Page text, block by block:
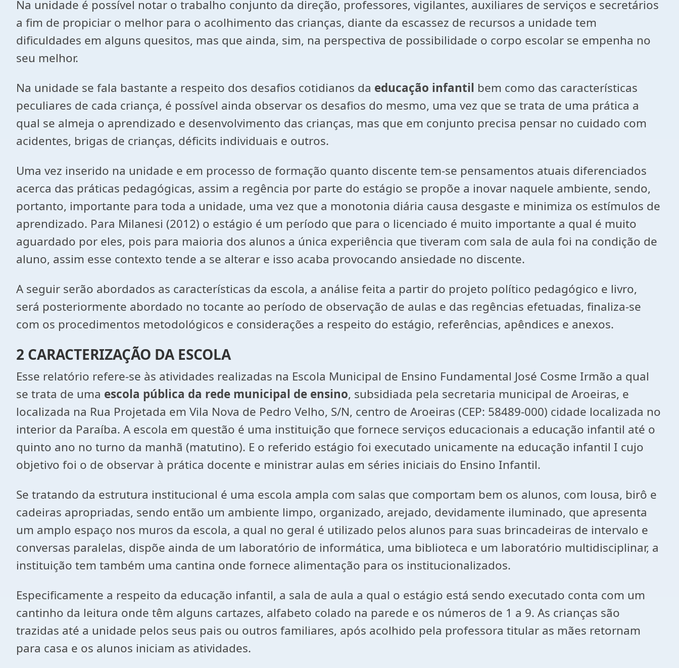
Na unidade é possível notar o trabalho conjunto da direção, professores, vigilantes, auxiliares de serviços e secretários
a fim de propiciar o melhor para o acolhimento das crianças, diante da escassez de recursos a unidade tem
dificuldades em alguns quesitos, mas que ainda, sim, na perspectiva de possibilidade o corpo escolar se empenha no
seu melhor.
Na unidade se fala bastante a respeito dos desafios cotidianos da educação infantil bem como das características
peculiares de cada criança, é possível ainda observar os desafios do mesmo, uma vez que se trata de uma prática a
qual se almeja o aprendizado e desenvolvimento das crianças, mas que em conjunto precisa pensar no cuidado com
acidentes, brigas de crianças, déficits individuais e outros.
Uma vez inserido na unidade e em processo de formação quanto discente tem-se pensamentos atuais diferenciados
acerca das práticas pedagógicas, assim a regência por parte do estágio se propõe a inovar naquele ambiente, sendo,
portanto, importante para toda a unidade, uma vez que a monotonia diária causa desgaste e minimiza os estímulos de
aprendizado. Para Milanesi (2012) o estágio é um período que para o licenciado é muito importante a qual é muito
aguardado por eles, pois para maioria dos alunos a única experiência que tiveram com sala de aula foi na condição de
aluno, assim esse contexto tende a se alterar e isso acaba provocando ansiedade no discente.
A seguir serão abordados as características da escola, a análise feita a partir do projeto político pedagógico e livro,
será posteriormente abordado no tocante ao período de observação de aulas e das regências efetuadas, finaliza-se
com os procedimentos metodológicos e considerações a respeito do estágio, referências, apêndices e anexos.
2 CARACTERIZAÇÃO DA ESCOLA
Esse relatório refere-se às atividades realizadas na Escola Municipal de Ensino Fundamental José Cosme Irmão a qual
se trata de uma escola pública da rede municipal de ensino, subsidiada pela secretaria municipal de Aroeiras, e
localizada na Rua Projetada em Vila Nova de Pedro Velho, S/N, centro de Aroeiras (CEP: 58489-000) cidade localizada no
interior da Paraíba. A escola em questão é uma instituição que fornece serviços educacionais a educação infantil até o
quinto ano no turno da manhã (matutino). E o referido estágio foi executado unicamente na educação infantil I cujo
objetivo foi o de observar à prática docente e ministrar aulas em séries iniciais do Ensino Infantil.
Se tratando da estrutura institucional é uma escola ampla com salas que comportam bem os alunos, com lousa, birô e
cadeiras apropriadas, sendo então um ambiente limpo, organizado, arejado, devidamente iluminado, que apresenta
um amplo espaço nos muros da escola, a qual no geral é utilizado pelos alunos para suas brincadeiras de intervalo e
conversas paralelas, dispõe ainda de um laboratório de informática, uma biblioteca e um laboratório multidisciplinar, a
instituição tem também uma cantina onde fornece alimentação para os institucionalizados.
Especificamente a respeito da educação infantil, a sala de aula a qual o estágio está sendo executado conta com um
cantinho da leitura onde têm alguns cartazes, alfabeto colado na parede e os números de 1 a 9. As crianças são
trazidas até a unidade pelos seus pais ou outros familiares, após acolhido pela professora titular as mães retornam
para casa e os alunos iniciam as atividades.